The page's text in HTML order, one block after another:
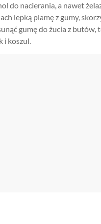
do nacierania, a nawet
lepką plamę z gumy,
gumę do żucia z
i koszul.